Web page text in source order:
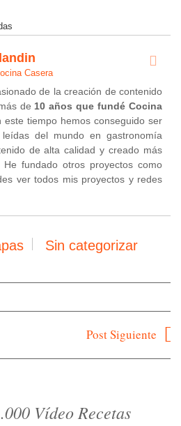
Casera
de la creación de contenido
de 10 años que fundé Cocina
este tiempo hemos conseguido ser
del mundo en gastronomía
de alta calidad y creado más
. He fundado otros proyectos como
ver todos mis proyectos y redes
Sin categorizar
Post Siguiente
Vídeo Recetas